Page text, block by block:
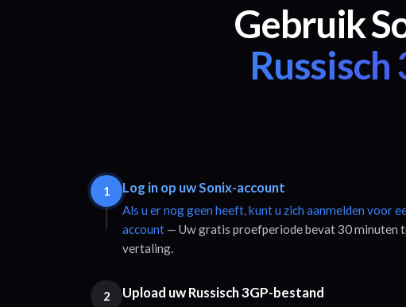
Gebruik
1 Log in op uw Sonix-account
Als u er nog geen heeft, kunt u zich aanmelden voor
account — Uw gratis proefperiode bevat 30 minuten
vertaling.
2 Upload uw Russisch 3GP-bestand